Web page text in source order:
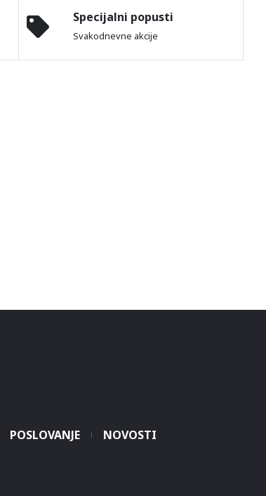
Specijalni popusti
Svakodnevne akcije
POSLOVANJE NOVOSTI